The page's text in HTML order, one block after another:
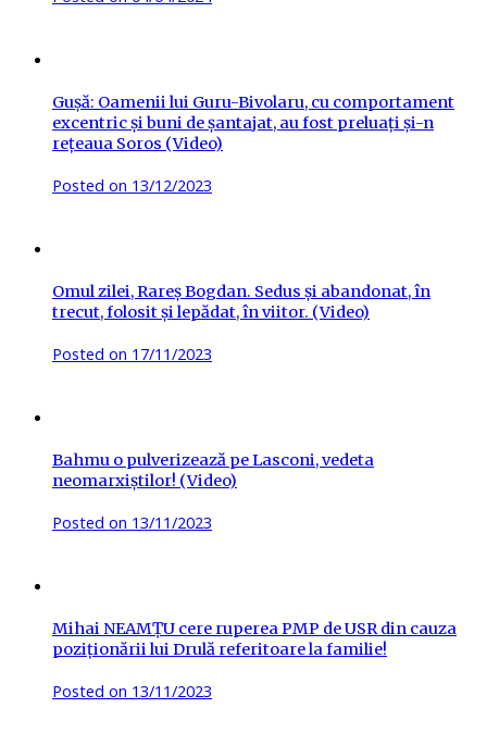
Gușă: Oamenii lui Guru-Bivolaru, cu comportament
excentric și buni de șantajat, au fost preluați și-n
rețeaua Soros (Video)
Posted on 13/12/2023
Omul zilei, Rareș Bogdan. Sedus și abandonat, în
trecut, folosit și lepădat, în viitor. (Video)
Posted on 17/11/2023
Bahmu o pulverizează pe Lasconi, vedeta
neomarxiștilor! (Video)
Posted on 13/11/2023
Mihai NEAMȚU cere ruperea PMP de USR din cauza
poziționării lui Drulă referitoare la familie!
Posted on 13/11/2023